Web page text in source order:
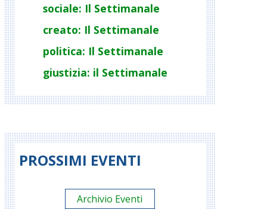
sociale: Il Settimanale
creato: Il Settimanale
politica: Il Settimanale
giustizia: il Settimanale
PROSSIMI EVENTI
Archivio Eventi